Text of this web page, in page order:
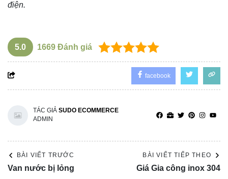
điện.
5.0 1669 Đánh giá
facebook
TÁC GIẢ SUDO ECOMMERCE
ADMIN
BÀI VIẾT TRƯỚC
Van nước bị lỏng
BÀI VIẾT TIẾP THEO
Giá Gia công inox 304